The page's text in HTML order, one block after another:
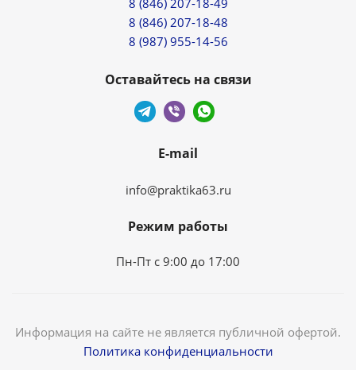
8 (846) 207-18-49
8 (846) 207-18-48
8 (987) 955-14-56
Оставайтесь на связи
E-mail
info@praktika63.ru
Режим работы
Пн-Пт с 9:00 до 17:00
Информация на сайте не является публичной офертой.
Политика конфиденциальности